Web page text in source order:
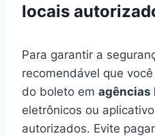
locais
Para garantir a
recomendável que
do boleto em agências
eletrônicos ou
autorizados. Evite